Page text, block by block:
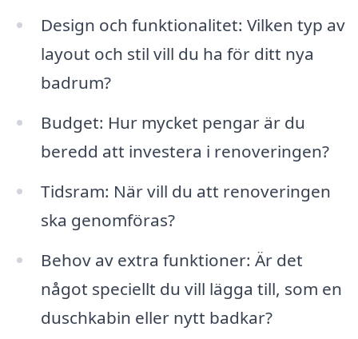
Design och funktionalitet: Vilken typ av
layout och stil vill du ha för ditt nya
badrum?
Budget: Hur mycket pengar är du
beredd att investera i renoveringen?
Tidsram: När vill du att renoveringen
ska genomföras?
Behov av extra funktioner: Är det
något speciellt du vill lägga till, som en
duschkabin eller nytt badkar?